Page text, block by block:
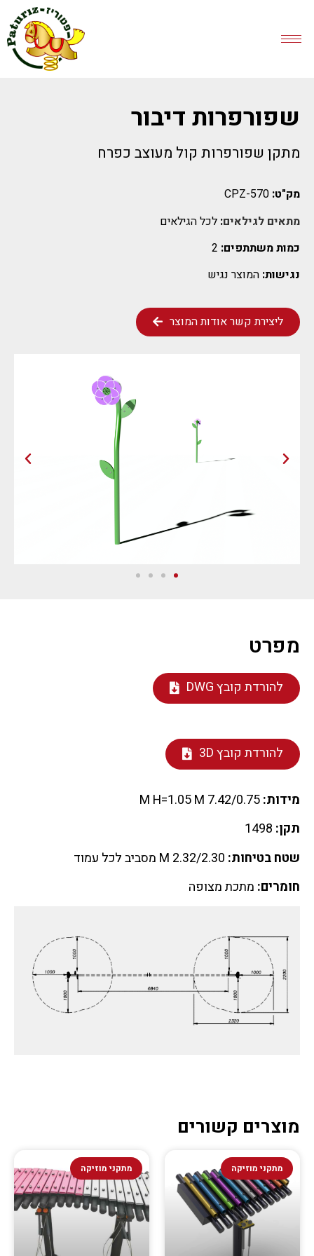
שפורפרות דיבור
מתקן שפורפרות קול מעוצב כפרח
מק"ט:
מתאים לגילאים: לכל הגילאים
כמות משתתפים:
נגישות: המוצר נגיש
ליצירת קשר אודות המוצר
מפרט
להורדת קובץ DWG
להורדת קובץ 3D
מידות:
תקן:
שטח בטיחות: 2.32/2.30 M מסביב לכל עמוד
חומרים: מתכת מצופה
מוצרים קשורים
מתקני מוזיקה מתקני מוזיקה